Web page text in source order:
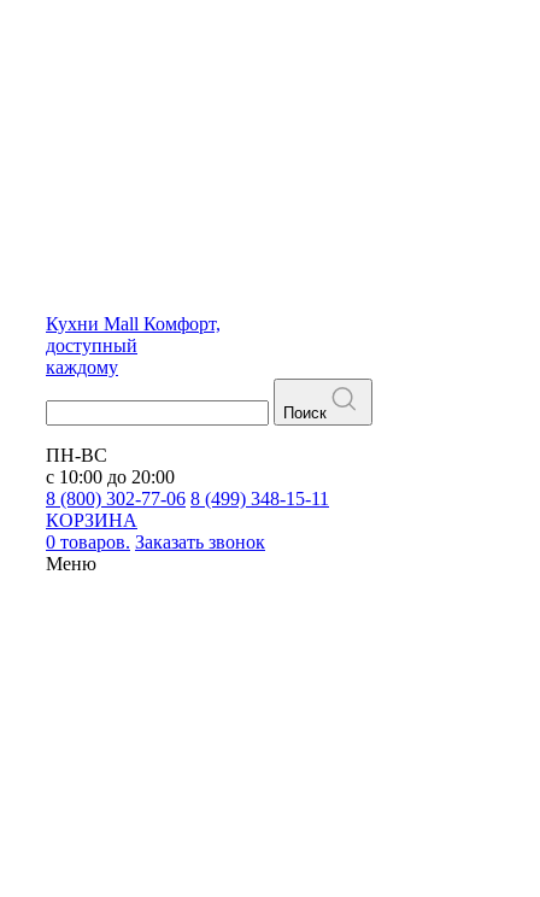
Кухни Mall Комфорт,
доступный
каждому
Поиск
ПН-ВС
с 10:00 до 20:00
8 (800) 302-77-06 8 (499) 348-15-11
КОРЗИНА
0 товаров. Заказать звонок
Меню